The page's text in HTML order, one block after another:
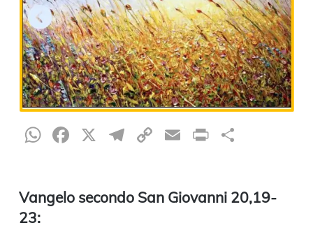
WhatsApp
Facebook
X Telegram
CopyEmailPrint
Vangelo secondo San Giovanni 20,19-
23: